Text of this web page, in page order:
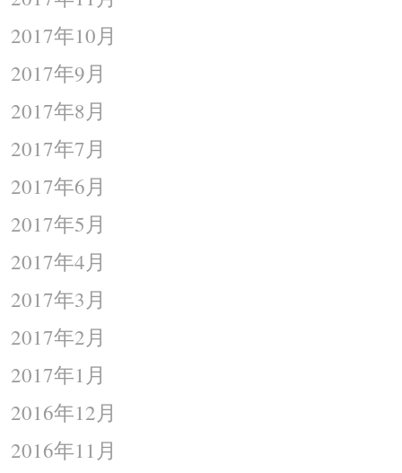
2017年10月
2017年9月
2017年8月
2017年7月
2017年6月
2017年5月
2017年4月
2017年3月
2017年2月
2017年1月
2016年12月
2016年11月